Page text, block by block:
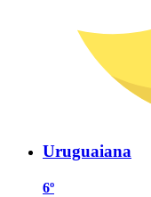
Uruguaiana
6º